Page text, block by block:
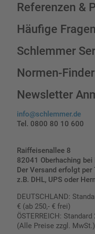
Referenzen &
Häufige Fragen
Schlemmer
Normen-Finder
Newsletter
info@schlemmer.de
Tel. 0800 80 10 600
Raiffeisenallee 8
82041 Oberhaching bei
Der Versand erfolgt
z.B. DHL, UPS oder
DEUTSCHLAND:
€ (ab 250,- € frei)
ÖSTERREICH:
(Alle Preise zzgl. MwSt.)